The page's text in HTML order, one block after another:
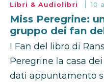
Libri & Audiolibri 10
Miss Peregrine:
gruppo dei fan
I Fan del libro di
Peregrine la casa
dati appuntamento